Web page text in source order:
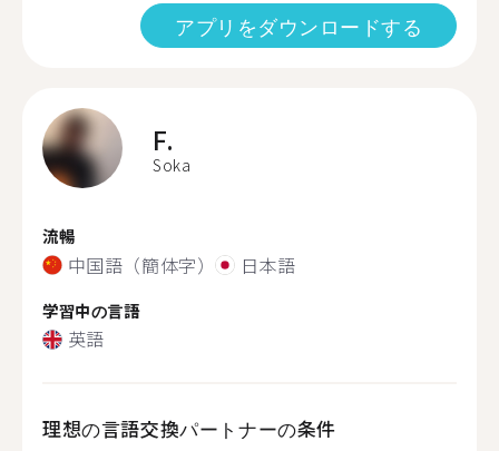
アプリをダウンロードする
F.
Soka
流暢
中国語（簡体字） 日本語
学習中の言語
英語
理想の言語交換パートナーの条件